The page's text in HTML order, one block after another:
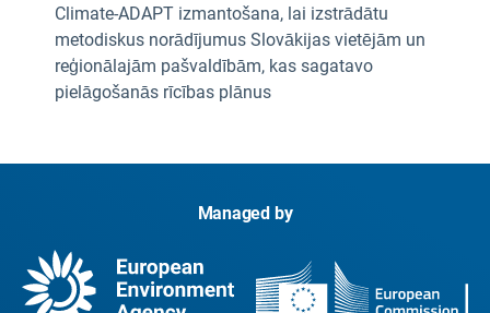
Climate-ADAPT izmantošana, lai izstrādātu
metodiskus norādījumus Slovākijas vietējām un
reģionālajām pašvaldībām, kas sagatavo
pielāgošanās rīcības plānus
Managed by